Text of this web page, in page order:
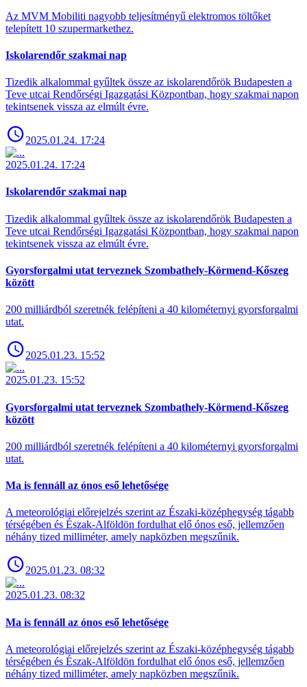
Az MVM Mobiliti nagyobb teljesítményű elektromos töltőket
telepített 10 szupermarkethez.
Iskolarendőr szakmai nap
Tizedik alkalommal gyűltek össze az iskolarendőrök Budapesten a
Teve utcai Rendőrségi Igazgatási Központban, hogy szakmai napon
tekintsenek vissza az elmúlt évre.
2025.01.24. 17:24
2025.01.24. 17:24
Iskolarendőr szakmai nap
Tizedik alkalommal gyűltek össze az iskolarendőrök Budapesten a
Teve utcai Rendőrségi Igazgatási Központban, hogy szakmai napon
tekintsenek vissza az elmúlt évre.
Gyorsforgalmi utat terveznek Szombathely-Körmend-Kőszeg
között
200 milliárdból szeretnék felépíteni a 40 kilométernyi gyorsforgalmi
utat.
2025.01.23. 15:52
2025.01.23. 15:52
Gyorsforgalmi utat terveznek Szombathely-Körmend-Kőszeg
között
200 milliárdból szeretnék felépíteni a 40 kilométernyi gyorsforgalmi
utat.
Ma is fennáll az ónos eső lehetősége
A meteorológiai előrejelzés szerint az Északi-középhegység tágabb
térségében és Észak-Alföldön fordulhat elő ónos eső, jellemzően
néhány tized milliméter, amely napközben megszűnik.
2025.01.23. 08:32
2025.01.23. 08:32
Ma is fennáll az ónos eső lehetősége
A meteorológiai előrejelzés szerint az Északi-középhegység tágabb
térségében és Észak-Alföldön fordulhat elő ónos eső, jellemzően
néhány tized milliméter, amely napközben megszűnik.